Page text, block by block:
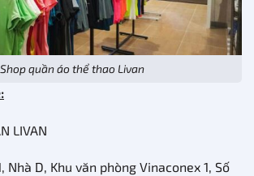
Shop quần áo thể thao Livan
LIVAN
Nhà D, Khu văn phòng Vinaconex 1, Số